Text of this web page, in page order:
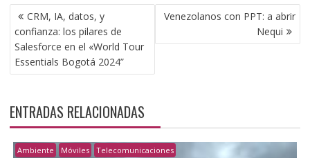
NAVEGACIÓN
DE
ENTRADAS
CRM, IA, datos, y
confianza: los pilares de
Salesforce en el «World Tour
Essentials Bogotá 2024”
Venezolanos con PPT: a abrir
Nequi
ENTRADAS RELACIONADAS
Ambiente Móviles Telecomunicaciones